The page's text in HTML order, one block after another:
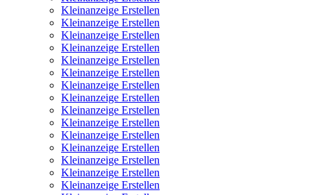
Kleinanzeige Erstellen
Kleinanzeige Erstellen
Kleinanzeige Erstellen
Kleinanzeige Erstellen
Kleinanzeige Erstellen
Kleinanzeige Erstellen
Kleinanzeige Erstellen
Kleinanzeige Erstellen
Kleinanzeige Erstellen
Kleinanzeige Erstellen
Kleinanzeige Erstellen
Kleinanzeige Erstellen
Kleinanzeige Erstellen
Kleinanzeige Erstellen
Kleinanzeige Erstellen